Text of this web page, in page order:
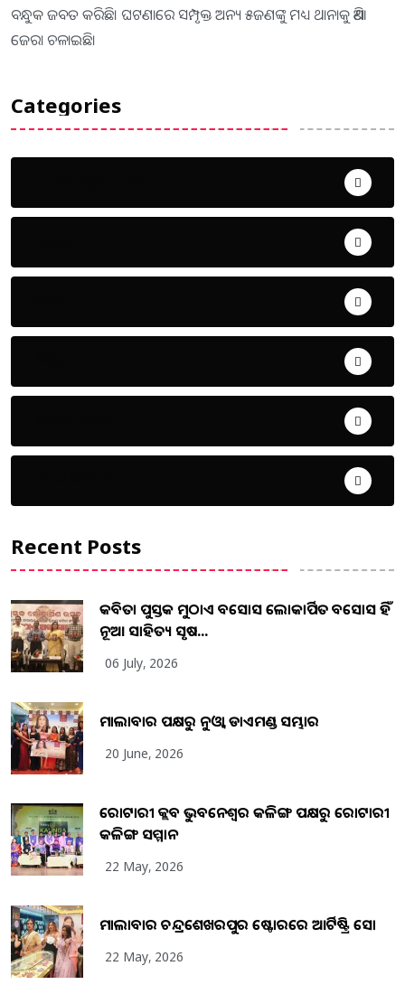
ବନ୍ଧୁକ ଜବତ କରିଛି। ଘଟଣାରେ ସମ୍ପୃକ୍ତ ଅନ୍ୟ ୫ଜଣଙ୍କୁ ମଧ୍ୟ ଥାନାକୁ ଆଣି
ଜେରା ଚଳାଇଛି।
Categories
Recent Posts
କବିତା ପୁସ୍ତକ ମୁଠାଏ ଅବସୋସ ଲୋକାର୍ପିତ ଅବସୋସ ହିଁ
ନୂଆ ସାହିତ୍ୟ ସୃଷ...
06 July, 2026
ମାଲାବାର ପକ୍ଷରୁ ନୁଓ୍ବା ଡାଏମଣ୍ଡ ସମ୍ଭାର
20 June, 2026
ରୋଟାରୀ କ୍ଲବ ଭୁବନେଶ୍ୱର କଳିଙ୍ଗ ପକ୍ଷରୁ ରୋଟାରୀ
କଳିଙ୍ଗ ସମ୍ମାନ
22 May, 2026
ମାଲାବାର ଚନ୍ଦ୍ରଶେଖରପୁର ଷ୍ଟୋରରେ ଆର୍ଟିଷ୍ଟ୍ରି ସୋ
22 May, 2026